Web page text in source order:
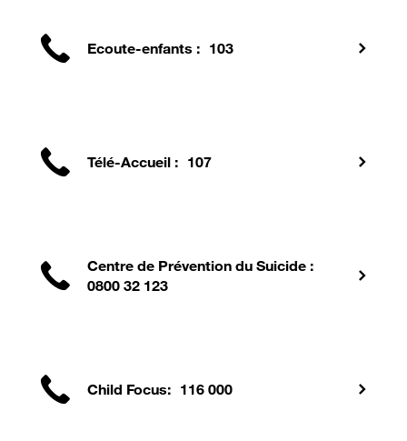
Ecoute-enfants : 103
Télé-Accueil : 107
Centre de Prévention du Suicide :
0800 32 123
Child Focus: 116 000